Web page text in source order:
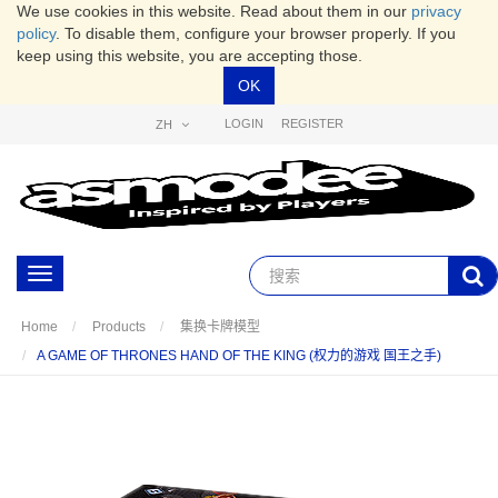
We use cookies in this website. Read about them in our privacy
policy. To disable them, configure your browser properly. If you
keep using this website, you are accepting those.
OK
ZH LOGIN REGISTER
Toggle
navigation
Home Products
集换卡牌模型
A GAME OF THRONES HAND OF THE KING (权力的游戏 国王之手)